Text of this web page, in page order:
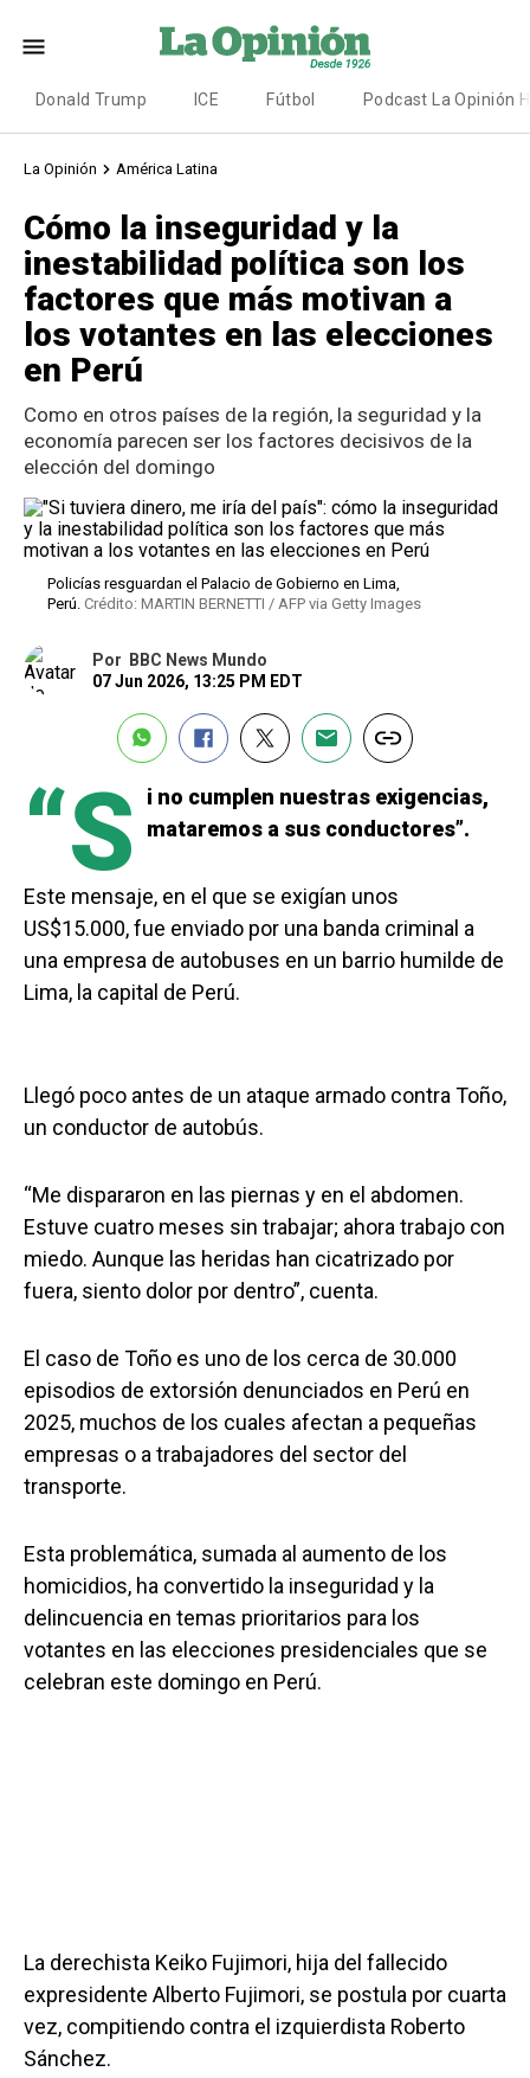
Donald Trump ICE Fútbol Podcast La Opinión
La Opinión América Latina
Cómo la inseguridad y la
inestabilidad política son los
factores que más motivan a
los votantes en las elecciones
en Perú
Como en otros países de la región, la seguridad y la
economía parecen ser los factores decisivos de la
elección del domingo
Policías resguardan el Palacio de Gobierno en Lima,
Perú. Crédito: MARTIN BERNETTI / AFP via Getty Images
Por
BBC News Mundo
07 Jun 2026, 13:25 PM EDT
“S
i no cumplen nuestras exigencias,
mataremos a sus conductores”.
Este mensaje, en el que se exigían unos
US$15.000, fue enviado por una banda criminal a
una empresa de autobuses en un barrio humilde de
Lima, la capital de Perú.
Llegó poco antes de un ataque armado contra Toño,
un conductor de autobús.
“Me dispararon en las piernas y en el abdomen.
Estuve cuatro meses sin trabajar; ahora trabajo con
miedo. Aunque las heridas han cicatrizado por
fuera, siento dolor por dentro”, cuenta.
El caso de Toño es uno de los cerca de 30.000
episodios de extorsión denunciados en Perú en
2025, muchos de los cuales afectan a pequeñas
empresas o a trabajadores del sector del
transporte.
Esta problemática, sumada al aumento de los
homicidios, ha convertido la inseguridad y la
delincuencia en temas prioritarios para los
votantes en las elecciones presidenciales que se
celebran este domingo en Perú.
La derechista Keiko Fujimori, hija del fallecido
expresidente Alberto Fujimori, se postula por cuarta
vez, compitiendo contra el izquierdista Roberto
Sánchez.